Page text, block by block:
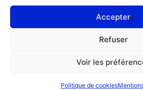
Accepter
Refuser
Voir les
Politique de cookies
PROFISSIONAL